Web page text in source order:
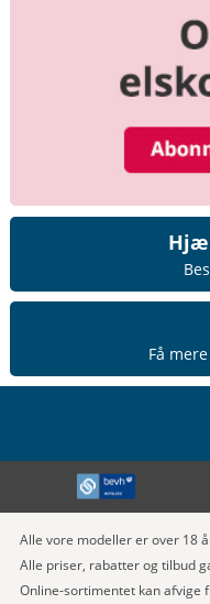
Få
Alle vore modeller er over 18
Alle priser, rabatter og tilbud
Online-sortimentet kan afvige